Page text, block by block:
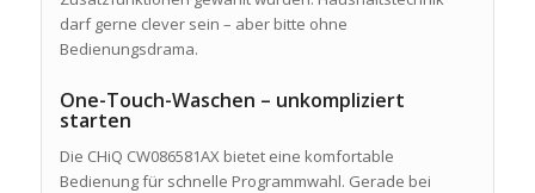
darf gerne clever sein – aber bitte ohne
Bedienungsdrama.
One-Touch-Waschen – unkompliziert
starten
Die CHiQ CW086581AX bietet eine komfortable
Bedienung für schnelle Programmwahl. Gerade bei